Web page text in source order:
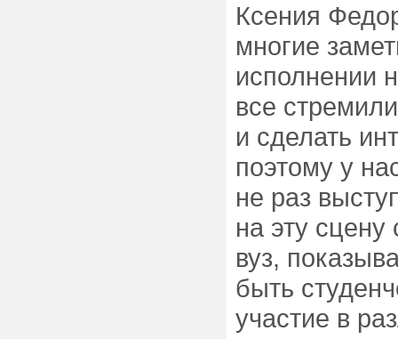
Ксения
многие
исполнении
все
и сделать
поэтому у
не раз
на эту сцену
вуз,
быть
участие в